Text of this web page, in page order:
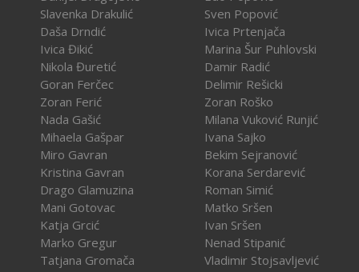
Slavenka Drakulić
Daša Drndić
Ivica Đikić
Nikola Đuretić
Goran Ferčec
Zoran Ferić
Nada Gašić
Mihaela Gašpar
Miro Gavran
Kristina Gavran
Drago Glamuzina
Mani Gotovac
Katja Grcić
Marko Gregur
Tatjana Gromača
Sven Popović
Ivica Prtenjača
Marina Šur Puhlovski
Damir Radić
Delimir Rešicki
Zoran Roško
Milana Vuković Runjić
Ivana Sajko
Bekim Sejranović
Korana Serdarević
Roman Simić
Matko Sršen
Ivan Sršen
Nenad Stipanić
Vladimir Stojsavljević